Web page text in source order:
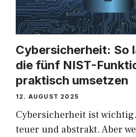
Cybersicherheit: So
die fünf NIST-
praktisch umsetzen
12. AUGUST 2025
Cybersicherheit ist
teuer und abstrakt. Aber